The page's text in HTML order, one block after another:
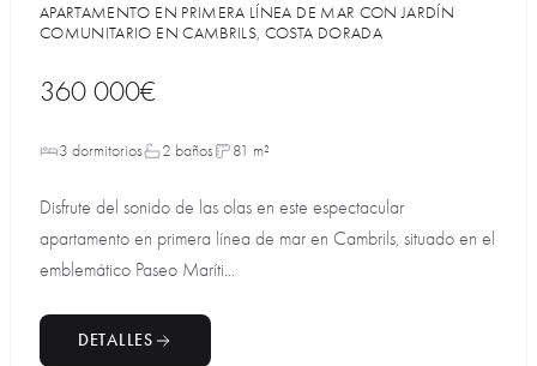
APARTAMENTO EN PRIMERA LÍNEA DE MAR CON JARDÍN
COMUNITARIO EN CAMBRILS, COSTA DORADA
360 000€
3 dormitorios 2 baños 81 m²
Disfrute del sonido de las olas en este espectacular
apartamento en primera línea de mar en Cambrils, situado en el
emblemático Paseo Maríti...
DETALLES